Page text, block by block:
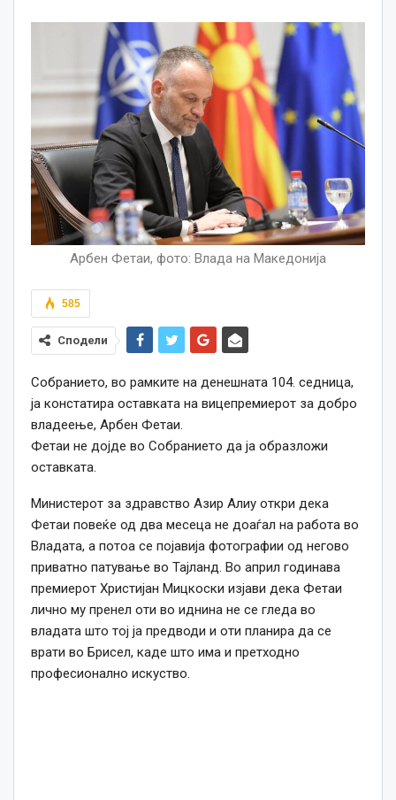
Арбен Фетаи, фото: Влада на Македонија
585
Сподели
Собранието, во рамките на денешната 104. седница,
ја констатира оставката на вицепремиерот за добро
владеење, Арбен Фетаи.
Фетаи не дојде во Собранието да ја образложи
оставката.
Министерот за здравство Азир Алиу откри дека
Фетаи повеќе од два месеца не доаѓал на работа во
Владата, а потоа се појавија фотографии од негово
приватно патување во Тајланд. Во април годинава
премиерот Христијан Мицкоски изјави дека Фетаи
лично му пренел оти во иднина не се гледа во
владата што тој ја предводи и оти планира да се
врати во Брисел, каде што има и претходно
професионално искуство.